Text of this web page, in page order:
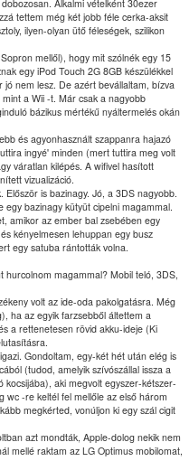
Alkalmi vételként 30ezer
tettem még két jobb féle cerka-aksit
ilyen-olyan ütő féleségek, szilikon
mellől), hogy mit szólnék egy 15
egy iPod Touch 2G 8GB készülékkel
nem lesz. De azért bevállaltam, bízva
a Wii -t. Már csak a nagyobb
bázikus mértékű nyáltermelés okán
és agyonhasznált szappanra hajazó
ingyé' minden (mert tuttira meg volt
váratlan kilépés. A wifivel hasított
vizualizáció.
is bazinagy. Jó, a 3DS nagyobb.
bazinagy kütyüt cipelni magammal.
amikor az ember bal zsebében egy
kényelmesen lehuppan egy busz
egy satuba rántották volna.
hurcolnom magammal? Mobil teló, 3DS,
volt az ide-oda pakolgatásra. Még
ha az egyik farzsebből áltettem a
a rettenetesen rövid akku-ideje (Ki
Gondoltam, egy-két hét után elég is
(tudod, amelyik szívószállal issza a
aki megvolt egyszer-kétszer-
wc -re keltél fel mellőle az első három
megkérted, vonúljon ki egy szál cigit
azt mondták, Apple-dolog nekik nem
mellé raktam az LG Optimus mobilomat,